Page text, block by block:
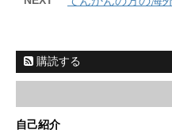
購読する
自己紹介